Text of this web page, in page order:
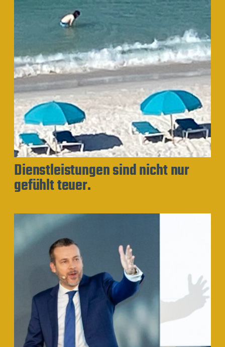
Dienstleistungen sind nicht nur
gefühlt teuer.